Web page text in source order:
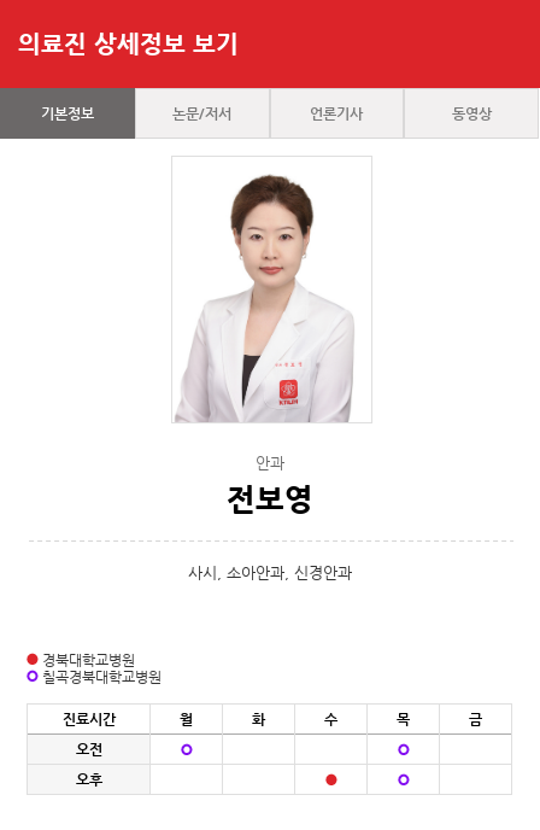
의료진 상세정보 보기
기본정보 논문/저서 언론기사 동영상
안과
전보영
사시, 소아안과, 신경안과
경북대학교병원
칠곡경북대학교병원
진료시간 월 화 수 목
금
오전
오후